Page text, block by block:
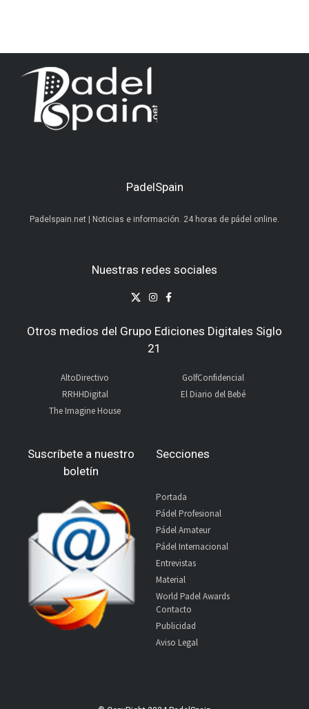
PadelSpain
Padelspain.net | Noticias e información. 24 horas de pádel online.
Nuestras redes sociales
Otros medios del Grupo Ediciones Digitales Siglo
21
AltoDirectivo
RRHHDigital
The Imagine House
GolfConfidencial
El Diario del Bebé
Suscríbete a nuestro
boletín
Secciones
Portada
Pádel Profesional
Pádel Amateur
Pádel Internacional
Entrevistas
Material
World Padel Awards
Contacto
Publicidad
Aviso Legal